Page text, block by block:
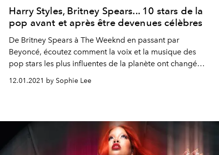
Harry Styles, Britney Spears... 10 stars de la
pop avant et après être devenues célèbres
De Britney Spears à The Weeknd en passant par
Beyoncé, écoutez comment la voix et la musique des
pop stars les plus influentes de la planète ont changé
12.01.2021 by Sophie Lee